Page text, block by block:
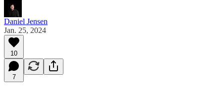
Daniel Jensen
Jan. 25, 2024
10
7